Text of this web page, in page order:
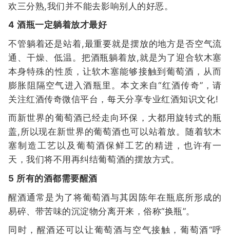
欢三分熟,我们并不能去影响别人的好恶。
4 酒瓶一定躺着放才最好
不管躺着还是站着,最重要就是摆放的地方是否空气流
通、干燥、低温。把酒瓶躺着放,就是为了迎合软木塞
本身特殊的性质，让软木塞能够接触到葡萄酒，从而
膨胀阻隔空气进入酒瓶里。本文来自“红酒传奇”，请
关注红酒传奇微信平台，每天分享专业红酒知识文化!
而新世界的葡萄酒已经走向环保，大都用旋转式的瓶
盖,所以现在新世界的葡萄酒也可以站着放。随着软木
塞制造工艺以及葡萄酒保鲜工艺的精进，也许有一
天，我们将不用再纠结葡萄酒的摆放方式。
5 所有的酒都需要醒酒
醒酒通常是为了将葡萄酒与其因陈年在瓶底所形成的
易碎、带苦味的沉淀物分离开来，俗称“换瓶”。
同时，醒酒还可以让葡萄酒与空气接触，葡萄酒“呼